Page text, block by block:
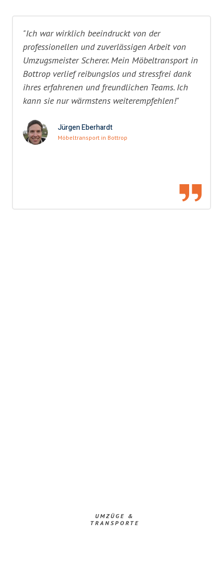
"Ich war wirklich beeindruckt von der
professionellen und zuverlässigen Arbeit von
Umzugsmeister Scherer. Mein Möbeltransport in
Bottrop verlief reibungslos und stressfrei dank
ihres erfahrenen und freundlichen Teams. Ich
kann sie nur wärmstens weiterempfehlen!"
Jürgen Eberhardt
Möbeltransport in Bottrop
UMZÜGE &
TRANSPORTE